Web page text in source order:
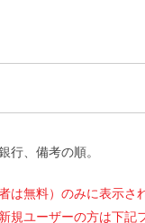
行、備考の順。
は無料）のみに表示さ
規ユーザーの方は下記